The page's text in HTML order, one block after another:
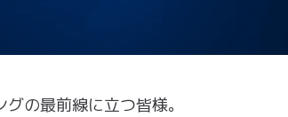
の最前線に立つ皆様。